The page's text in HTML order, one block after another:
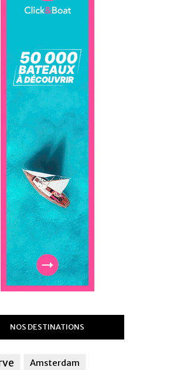
NOS DESTINATIONS
Amsterdam